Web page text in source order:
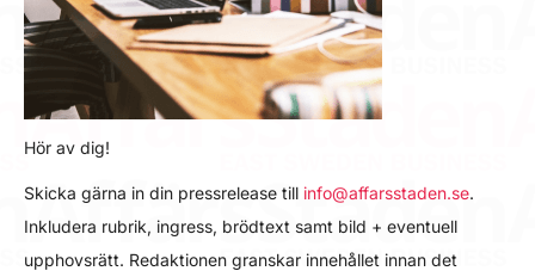
Hör av dig!
Skicka gärna in din pressrelease till info@affarsstaden.se.
Inkludera rubrik, ingress, brödtext samt bild + eventuell
upphovsrätt. Redaktionen granskar innehållet innan det